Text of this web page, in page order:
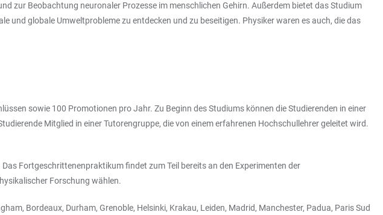
zur Beobachtung neuronaler Prozesse im menschlichen Gehirn. Außerdem bietet das Studium
globale Umweltprobleme zu entdecken und zu beseitigen. Physiker waren es auch, die das
sowie 100 Promotionen pro Jahr. Zu Beginn des Studiums können die Studierenden in einer
Mitglied in einer Tutorengruppe, die von einem erfahrenen Hochschullehrer geleitet wird.
Fortgeschrittenenpraktikum findet zum Teil bereits an den Experimenten der
Forschung wählen.
Bordeaux, Durham, Grenoble, Helsinki, Krakau, Leiden, Madrid, Manchester, Padua, Paris Sud